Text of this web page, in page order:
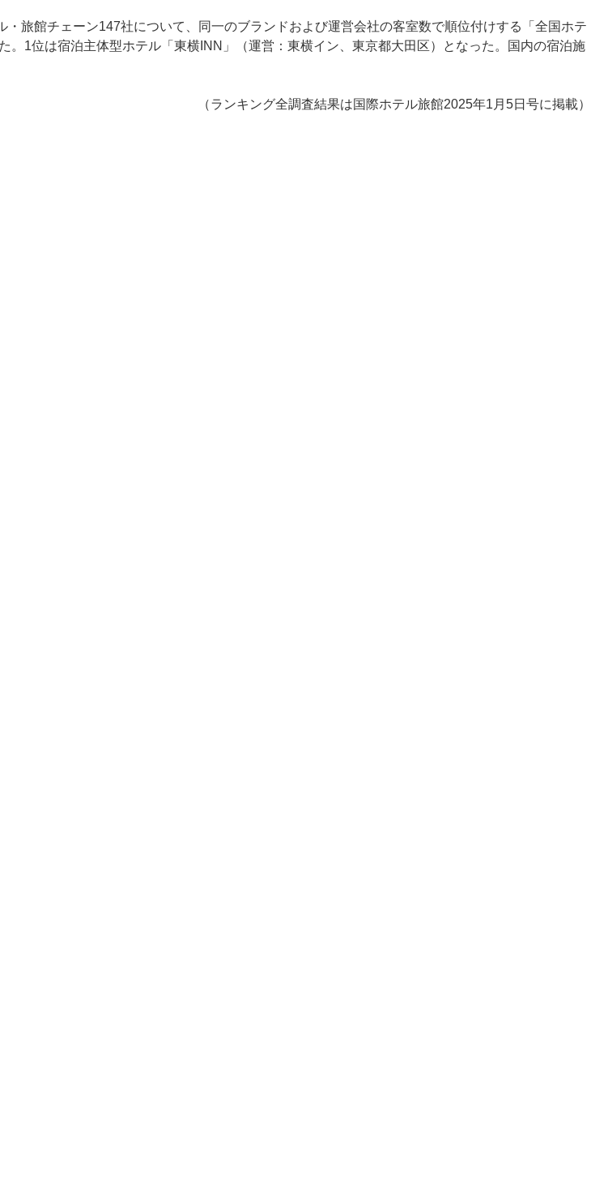
旅館チェーン147社について、同一のブランドおよび運営会社の客室数で順位付けする「全国ホテ
1位は宿泊主体型ホテル「東横INN」（運営：東横イン、東京都大田区）となった。国内の宿泊施
（ランキング全調査結果は国際ホテル旅館2025年1月5日号に掲載）